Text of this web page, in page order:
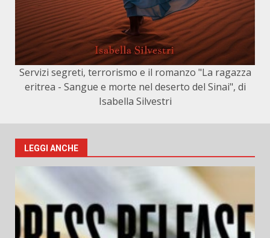
Servizi segreti, terrorismo e il romanzo "La ragazza
eritrea - Sangue e morte nel deserto del Sinai", di
Isabella Silvestri
LEGGI ANCHE